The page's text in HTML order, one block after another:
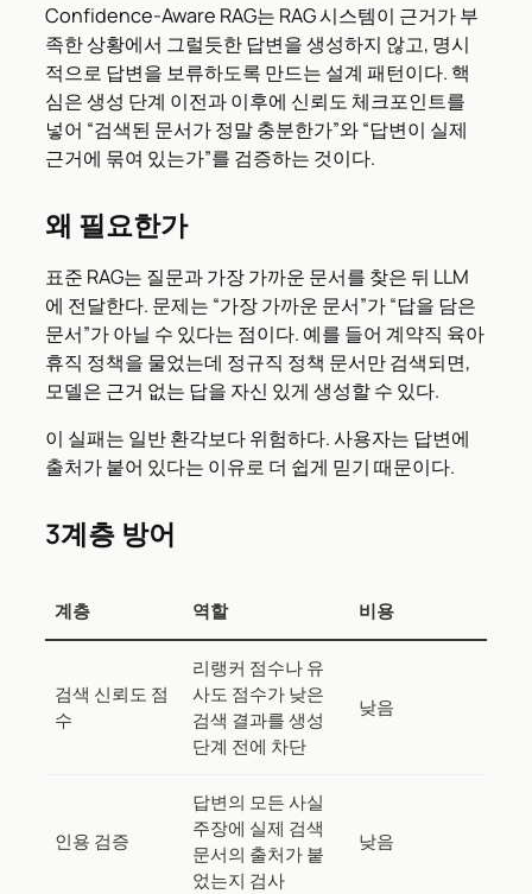
Confidence-Aware RAG는 RAG 시스템이 근거가 부
족한 상황에서 그럴듯한 답변을 생성하지 않고, 명시
적으로 답변을 보류하도록 만드는 설계 패턴이다. 핵
심은 생성 단계 이전과 이후에 신뢰도 체크포인트를
넣어 “검색된 문서가 정말 충분한가”와 “답변이 실제
근거에 묶여 있는가”를 검증하는 것이다.
왜 필요한가
표준 RAG는 질문과 가장 가까운 문서를 찾은 뒤 LLM
에 전달한다. 문제는 “가장 가까운 문서”가 “답을 담은
문서”가 아닐 수 있다는 점이다. 예를 들어 계약직 육아
휴직 정책을 물었는데 정규직 정책 문서만 검색되면,
모델은 근거 없는 답을 자신 있게 생성할 수 있다.
이 실패는 일반 환각보다 위험하다. 사용자는 답변에
출처가 붙어 있다는 이유로 더 쉽게 믿기 때문이다.
3계층 방어
계층 역할 비용
검색 신뢰도 점
수
리랭커 점수나 유
사도 점수가 낮은
검색 결과를 생성
단계 전에 차단
낮음
인용 검증
답변의 모든 사실
주장에 실제 검색
문서의 출처가 붙
었는지 검사
낮음